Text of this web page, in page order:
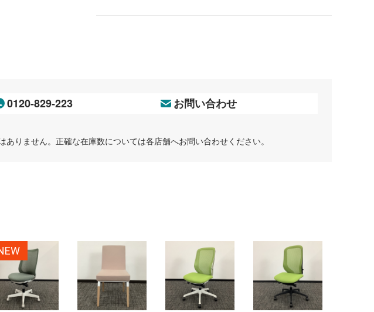
0120-829-223 お問い合わせ
りません。正確な在庫数については各店舗へお問い合わせください。